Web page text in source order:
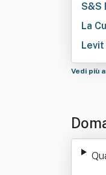
S&S
La
Levit
Vedi più